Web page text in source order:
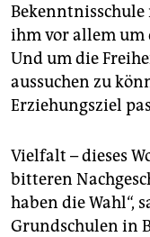
Bekenntnisschule
ihm vor allem um
Und um die
aussuchen zu
Erziehungsziel
Vielfalt – dieses
bitteren
haben die Wahl“,
Grundschulen in